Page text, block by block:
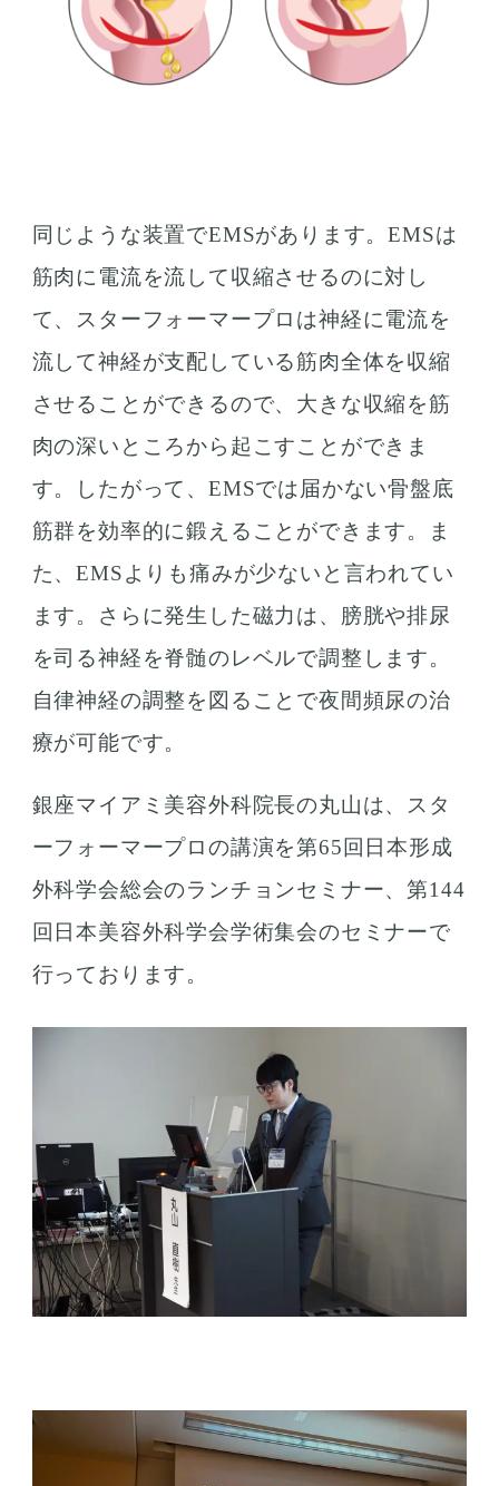
同じような装置でEMSがあります。EMSは
筋肉に電流を流して収縮させるのに対し
て、スターフォーマープロは神経に電流を
流して神経が支配している筋肉全体を収縮
させることができるので、大きな収縮を筋
肉の深いところから起こすことができま
す。したがって、EMSでは届かない骨盤底
筋群を効率的に鍛えることができます。ま
た、EMSよりも痛みが少ないと言われてい
ます。さらに発生した磁力は、膀胱や排尿
を司る神経を脊髄のレベルで調整します。
自律神経の調整を図ることで夜間頻尿の治
療が可能です。
銀座マイアミ美容外科院長の丸山は、スタ
ーフォーマープロの講演を第65回日本形成
外科学会総会のランチョンセミナー、第144
回日本美容外科学会学術集会のセミナーで
行っております。